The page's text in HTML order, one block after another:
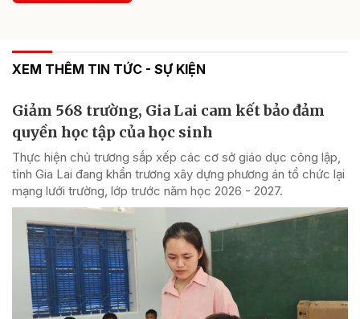
XEM THÊM TIN TỨC - SỰ KIỆN
Giảm 568 trường, Gia Lai cam kết bảo đảm
quyền học tập của học sinh
Thực hiện chủ trương sắp xếp các cơ sở giáo dục công lập,
tỉnh Gia Lai đang khẩn trương xây dựng phương án tổ chức lại
mạng lưới trường, lớp trước năm học 2026 - 2027.